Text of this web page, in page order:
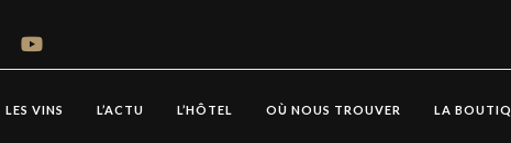
LES VINS L’ACTU L’HÔTEL OÙ NOUS TROUVER LA